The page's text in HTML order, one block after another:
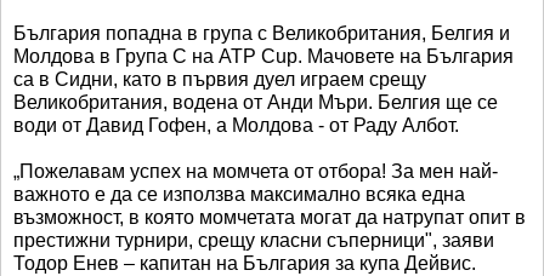
България попадна в група с Великобритания, Белгия и
Молдова в Група C на ATP Cup. Мачовете на България
са в Сидни, като в първия дуел играем срещу
Великобритания, водена от Анди Мъри. Белгия ще се
води от Давид Гофен, а Молдова - от Раду Албот.
„Пожелавам успех на момчета от отбора! За мен най-
важното е да се използва максимално всяка една
възможност, в която момчетата могат да натрупат опит в
престижни турнири, срещу класни съперници", заяви
Тодор Енев – капитан на България за купа Дейвис.